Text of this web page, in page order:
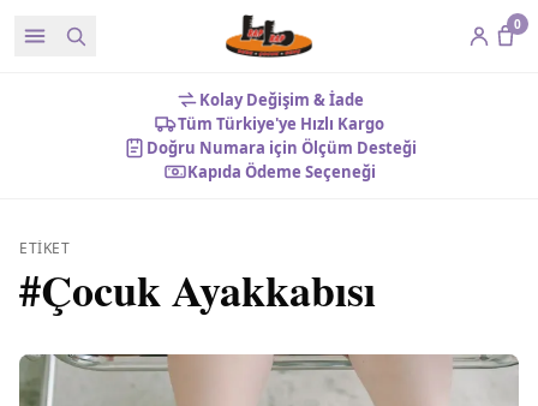
0
Kolay Değişim & İade
Tüm Türkiye'ye Hızlı Kargo
Doğru Numara için Ölçüm Desteği
Kapıda Ödeme Seçeneği
ETIKET
#Çocuk Ayakkabısı